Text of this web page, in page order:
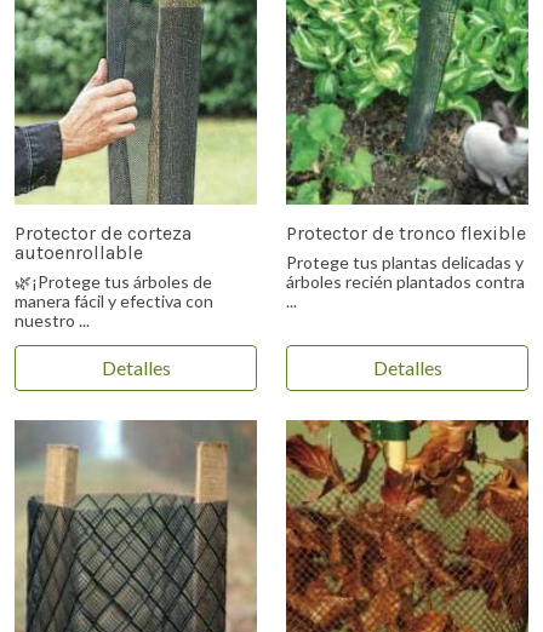
Protector de corteza
autoenrollable
🌿¡Protege tus árboles de
manera fácil y efectiva con
nuestro ...
Detalles
Protector de tronco flexible
Protege tus plantas delicadas y
árboles recién plantados contra
...
Detalles